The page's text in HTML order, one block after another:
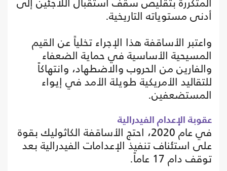
أدنى مستوياته التاريخية.
واعتبر الأساقفة هذا الإجراء تخلياً عن القيم
المسيحية الأساسية في حماية الضعفاء
والفارين من الحروب والاضطهاد، وانتهاكاً
للتقاليد الأمريكية طويلة الأمد في إيواء
المستضعفين.
عقوبة الإعدام الفيدرالية
في عام 2020، احتج الأساقفة الكاثوليك بقوة
على استئناف تنفيذ الإعدامات الفيدرالية بعد
توقف دام 17 عاماً.